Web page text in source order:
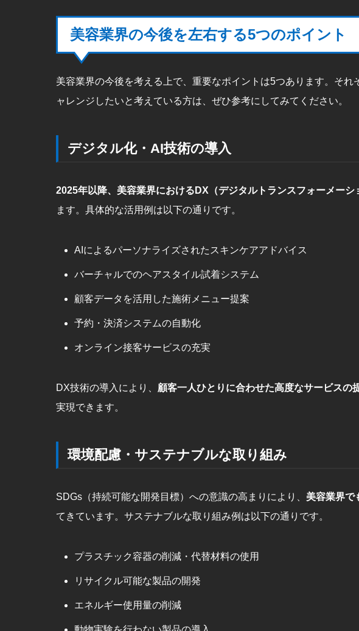
美容業界の今後を左右する5つのポイント
美容業界の今後を考える上で、重要なポイントは5つあります。そ
ャレンジしたいと考えている方は、ぜひ参考にしてみてください。
デジタル化・AI技術の導入
2025年以降、美容業界におけるDX（デジタルトランスフォーメーシ
ます。具体的な活用例は以下の通りです。
AIによるパーソナライズされたスキンケアアドバイス
バーチャルでのヘアスタイル試着システム
顧客データを活用した施術メニュー提案
予約・決済システムの自動化
オンライン接客サービスの充実
DX技術の導入により、 顧客一人ひとりに合わせた高度なサービスの
実現できます。
環境配慮・サステナブルな取り組み
SDGs（持続可能な開発目標）への意識の高まりにより、 美容業界で
てきています。サステナブルな取り組み例は以下の通りです。
プラスチック容器の削減・代替材料の使用
リサイクル可能な製品の開発
エネルギー使用量の削減